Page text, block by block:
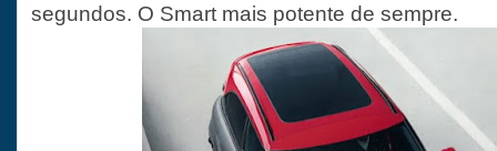
segundos. O Smart mais potente de sempre.